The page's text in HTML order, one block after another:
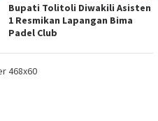
Bupati Tolitoli Diwakili Asisten
1 Resmikan Lapangan Bima
Padel Club